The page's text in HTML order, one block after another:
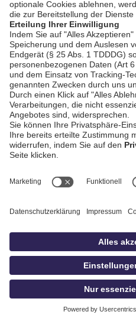
AGB / Gewinnspiele
Datenschutz
Impressum
idowa
Privatsphäre